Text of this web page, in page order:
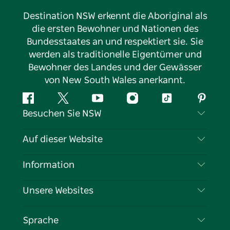
Destination NSW erkennt die Aboriginal als
die ersten Bewohner und Nationen des
Bundesstaates an und respektiert sie. Sie
werden als traditionelle Eigentümer und
Bewohner des Landes und der Gewässer
von New South Wales anerkannt.
FacebookTwitter YouTubeInstagramTikTok
Besuchen Sie NSW
Kontaktieren Sie uns
Cookie-Hinweis
Auf dieser Website
Reiseziele
Veranstaltungen
Information
Reiseinformationen
Unternehmen in NSW
Unsere Websites
Sprache